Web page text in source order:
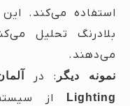
استفاده می‌کند.
بلادرنگ تحلیل
می‌دهند.
نمونه دیگر : در
Lighting
از